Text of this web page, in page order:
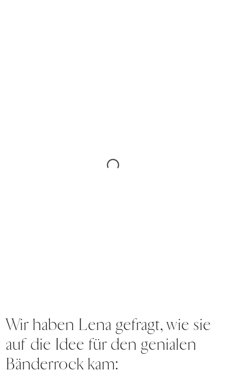
Wir haben Lena gefragt, wie sie
auf die Idee für den genialen
Bänderrock kam: